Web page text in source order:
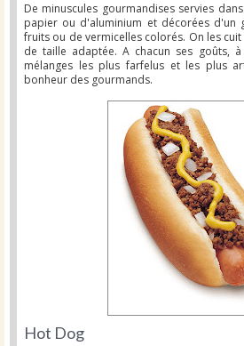
De minuscules gourmandises servies
papier ou d'aluminium et décorées d'un
fruits ou de vermicelles colorés. On les
de taille adaptée. A chacun ses goûts,
mélanges les plus farfelus et les plus
bonheur des gourmands.
Hot Dog